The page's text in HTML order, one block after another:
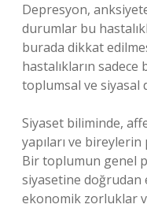
Depresyon,
durumlar bu
burada dikkat
hastalıkların
toplumsal ve siyasal
Siyaset biliminde,
yapıları ve bireylerin
Bir toplumun genel
siyasetine doğrudan
ekonomik zorluklar